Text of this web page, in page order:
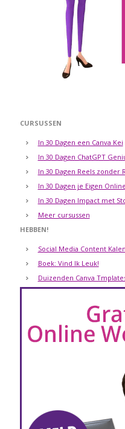
CURSUSSEN
In 30 Dagen een Canva Kei
In 30 Dagen ChatGPT
In 30 Dagen Reels zonder
In 30 Dagen je Eigen
In 30 Dagen Impact met
Meer cursussen
HEBBEN!
Social Media Content
Boek: Vind Ik Leuk!
Duizenden Canva